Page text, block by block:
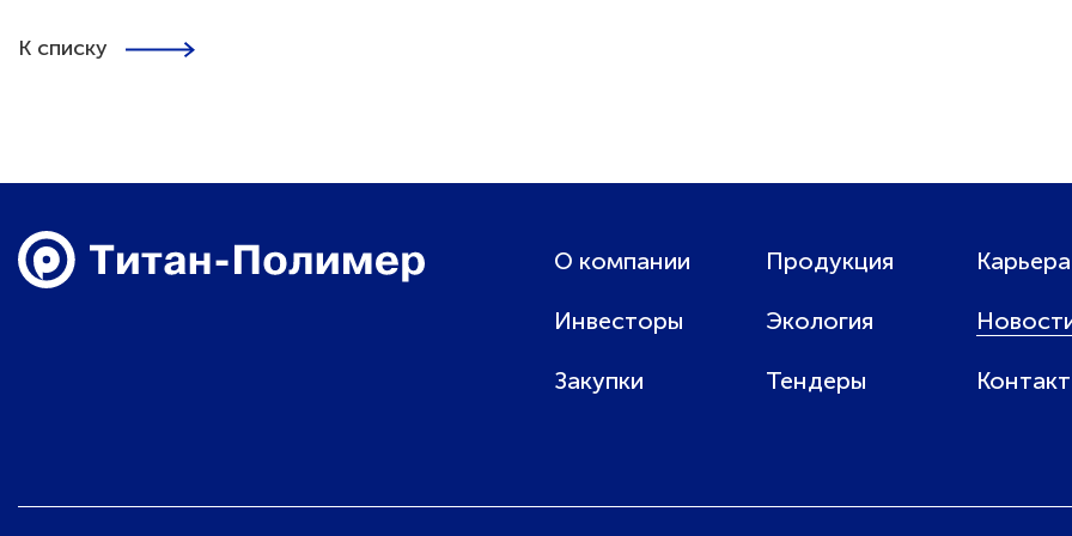
К списку
О компании Продукция Карьера
Инвесторы Экология
Закупки Тендеры